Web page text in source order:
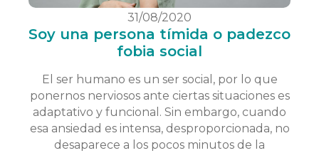
31/08/2020
Soy una persona tímida o padezco
fobia social
El ser humano es un ser social, por lo que
ponernos nerviosos ante ciertas situaciones es
adaptativo y funcional. Sin embargo, cuando
esa ansiedad es intensa, desproporcionada, no
desaparece a los pocos minutos de la